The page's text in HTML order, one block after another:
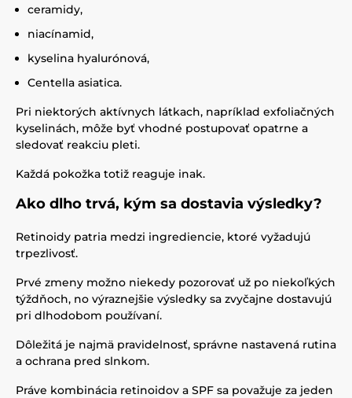
ceramidy,
niacínamid,
kyselina hyalurónová,
Centella asiatica.
Pri niektorých aktívnych látkach, napríklad exfoliačných
kyselinách, môže byť vhodné postupovať opatrne a
sledovať reakciu pleti.
Každá pokožka totiž reaguje inak.
Ako dlho trvá, kým sa dostavia výsledky?
Retinoidy patria medzi ingrediencie, ktoré vyžadujú
trpezlivosť.
Prvé zmeny možno niekedy pozorovať už po niekoľkých
týždňoch, no výraznejšie výsledky sa zvyčajne dostavujú
pri dlhodobom používaní.
Dôležitá je najmä pravidelnosť, správne nastavená rutina
a ochrana pred slnkom.
Práve kombinácia retinoidov a SPF sa považuje za jeden